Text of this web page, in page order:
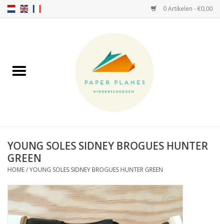
0 Artikelen - €0,00
FW26-27
HELLO HOSSY petten
SALTIES
JEUNE PREMIER
YOUNG SOLES SIDNEY BROGUES HUNTER
GREEN
HOME/YOUNG SOLES SIDNEY BROGUES HUNTER GREEN